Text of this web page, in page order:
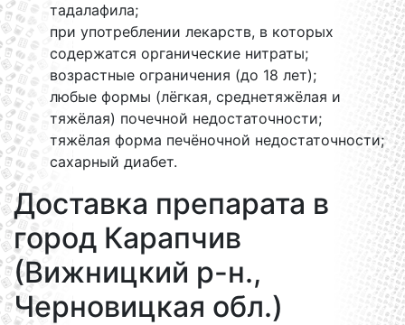
тадалафила;
при употреблении лекарств, в которых
содержатся органические нитраты;
возрастные ограничения (до 18 лет);
любые формы (лёгкая, среднетяжёлая и
тяжёлая) почечной недостаточности;
тяжёлая форма печёночной недостаточности;
сахарный диабет.
Доставка препарата в
город Карапчив
(Вижницкий р-н.,
Черновицкая обл.)